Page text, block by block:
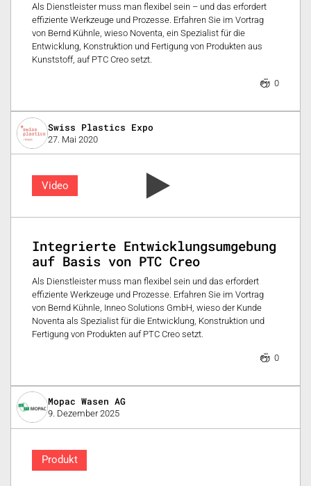
Als Dienstleister muss man flexibel sein – und das erfordert
effiziente Werkzeuge und Prozesse. Erfahren Sie im Vortrag
von Bernd Kühnle, wieso Noventa, ein Spezialist für die
Entwicklung, Konstruktion und Fertigung von Produkten aus
Kunststoff, auf PTC Creo setzt.
0
Swiss Plastics Expo
27. Mai 2020
Video
Integrierte Entwicklungsumgebung
auf Basis von PTC Creo
Als Dienstleister muss man flexibel sein und das erfordert
effiziente Werkzeuge und Prozesse. Erfahren Sie im Vortrag
von Bernd Kühnle, Inneo Solutions GmbH, wieso der Kunde
Noventa als Spezialist für die Entwicklung, Konstruktion und
Fertigung von Produkten auf PTC Creo setzt.
0
Mopac Wasen AG
9. Dezember 2025
Produkt